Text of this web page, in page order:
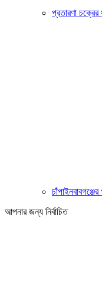
প্রতারণা
আপনার জন্য নির্বাচিত